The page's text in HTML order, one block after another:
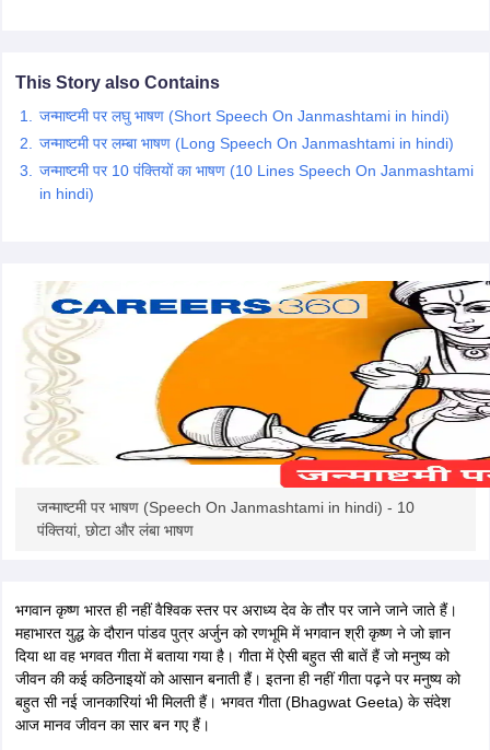
Schools in JaipurSchools in Lucknow
Medium Schools in IndiaGujarati Medium Schools in India
Army Public Schools in India
HBSE 12th SyllabusHPBOSE 12th SyllabusNBSE HSSLC
Class 12 Question Papers
2026
Digital Gujarat Scholarship 2026-27UP Scholarship
Knowledge OlympiadHBCSE Mathematical Olympiad View All
This Story also Contains
जन्माष्टमी पर लघु भाषण (Short Speech On Janmashtami in hindi)
जन्माष्टमी पर लम्बा भाषण (Long Speech On Janmashtami in hindi)
जन्माष्टमी पर 10 पंक्तियों का भाषण (10 Lines Speech On Janmashtami
in hindi)
जन्माष्टमी पर भाषण (Speech On Janmashtami in hindi) - 10
पंक्तियां, छोटा और लंबा भाषण
भगवान कृष्ण भारत ही नहीं वैश्विक स्तर पर अराध्य देव के तौर पर जाने जाने जाते हैं।
महाभारत युद्ध के दौरान पांडव पुत्र अर्जुन को रणभूमि में भगवान श्री कृष्ण ने जो ज्ञान
दिया था वह भगवत गीता में बताया गया है। गीता में ऐसी बहुत सी बातें हैं जो मनुष्य को
जीवन की कई कठिनाइयों को आसान बनाती हैं। इतना ही नहीं गीता पढ़ने पर मनुष्य को
बहुत सी नई जानकारियां भी मिलती हैं। भगवत गीता (Bhagwat Geeta) के संदेश
आज मानव जीवन का सार बन गए हैं।